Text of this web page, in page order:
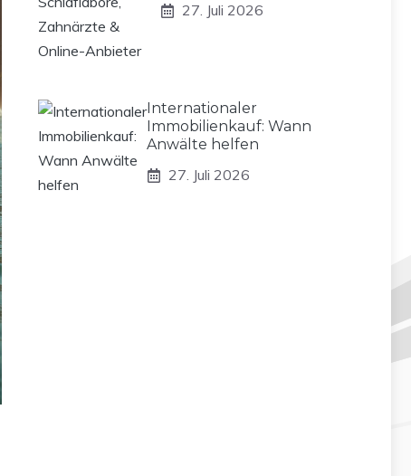
27. Juli 2026
Internationaler
Immobilienkauf: Wann
Anwälte helfen
27. Juli 2026